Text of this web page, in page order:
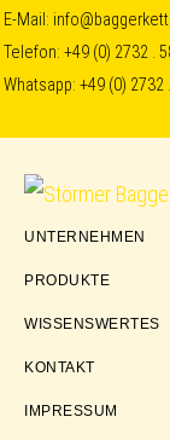
Skip
to
primary
navigation
Skip
to
content
Skip
to
E-Mail:
Telefon:+49 (0) 2732 .
Whatsapp:+49 (0) 2732
Störmer
UNTERNEHMEN
PRODUKTE
WISSENSWERTES
KONTAKT
IMPRESSUM